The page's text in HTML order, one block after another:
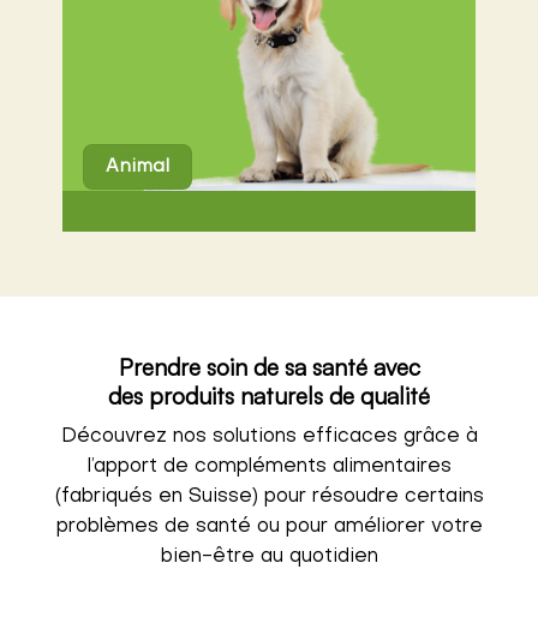
Animal
Prendre soin de sa santé avec
des produits naturels de qualité
Découvrez nos solutions efficaces grâce à
l’apport de compléments alimentaires
(fabriqués en Suisse) pour résoudre certains
problèmes de santé ou pour améliorer votre
bien-être au quotidien